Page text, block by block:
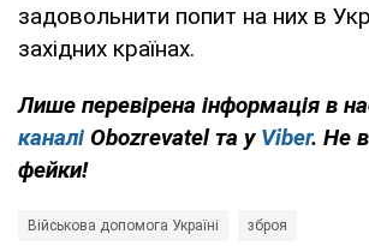
задовольнити попит на них в
західних країнах.
Лише перевірена інформація в
каналі Obozrevatel та у Viber. Не
фейки!
Військова допомога Україні зброя